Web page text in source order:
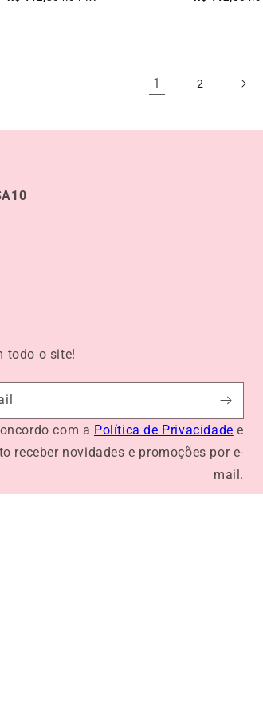
1 2
todo o site!
com a Política de Privacidade e
receber novidades e promoções por e-
mail.